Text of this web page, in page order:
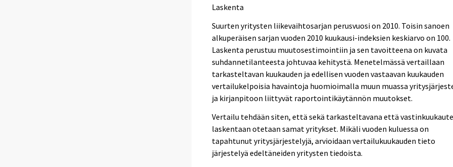
Laskenta
Suurten yritysten liikevaihtosarjan perusvuosi on 2010. Toisin sanoen
alkuperäisen sarjan vuoden 2010 kuukausi-indeksien keskiarvo on 100.
Laskenta perustuu muutosestimointiin ja sen tavoitteena on kuvata
suhdannetilanteesta johtuvaa kehitystä. Menetelmässä vertaillaan
tarkasteltavan kuukauden ja edellisen vuoden vastaavan kuukauden
vertailukelpoisia havaintoja huomioimalla muun muassa
ja kirjanpitoon liittyvät raportointikäytännön muutokset.
Vertailu tehdään siten, että sekä tarkasteltavana että
laskentaan otetaan samat yritykset. Mikäli vuoden kuluessa on
tapahtunut yritysjärjestelyjä, arvioidaan vertailukuukauden tieto
järjestelyä edeltäneiden yritysten tiedoista.